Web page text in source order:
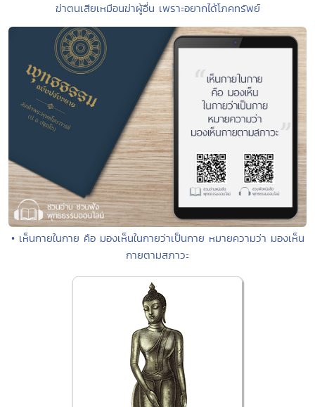
ฆ่าตนเสียเหมือนฆ่าผู้อื่น เพราะอยากได้โภคทรัพย์
• เห็นกายในกาย คือ มองเห็นในกายว่าเป็นกาย หมายความว่า มองเห็น
กายตามสภาวะ